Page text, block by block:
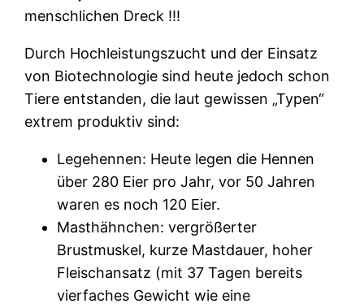
menschlichen Dreck !!!
Durch Hochleistungszucht und der Einsatz
von Biotechnologie sind heute jedoch schon
Tiere entstanden, die laut gewissen „Typen“
extrem produktiv sind:
Legehennen: Heute legen die Hennen
über 280 Eier pro Jahr, vor 50 Jahren
waren es noch 120 Eier.
Masthähnchen: vergrößerter
Brustmuskel, kurze Mastdauer, hoher
Fleischansatz (mit 37 Tagen bereits
vierfaches Gewicht wie eine